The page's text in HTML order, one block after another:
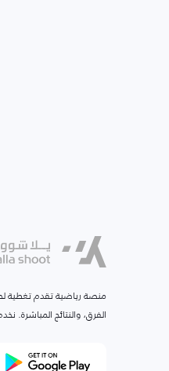
منصة رياضية تقدم تغطية
الفرق، والنتائج المباشرة.